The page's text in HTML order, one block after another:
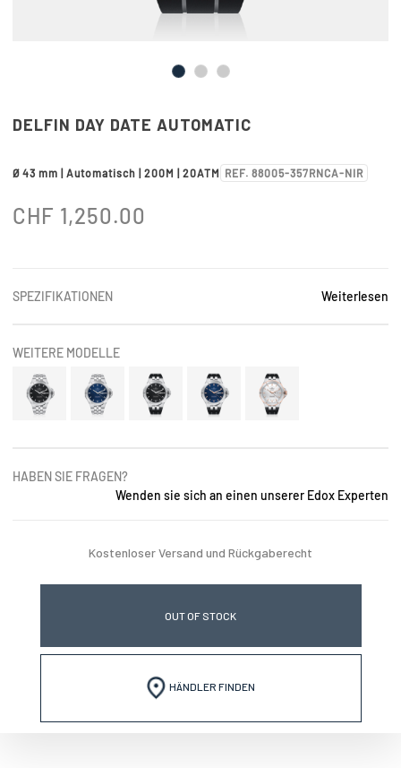
DELFIN DAY DATE AUTOMATIC
Ø 43 mm | Automatisch | 200M | 20ATM REF. 88005-357RNCA-NIR
CHF 1,250.00
SPEZIFIKATIONEN Weiterlesen
WEITERE MODELLE
HABEN SIE FRAGEN?
Wenden sie sich an einen unserer Edox Experten
Kostenloser Versand und Rückgaberecht
OUT OF STOCK
HÄNDLER FINDEN